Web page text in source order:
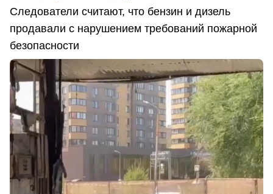
Следователи считают, что бензин и дизель
продавали с нарушением требований пожарной
безопасности